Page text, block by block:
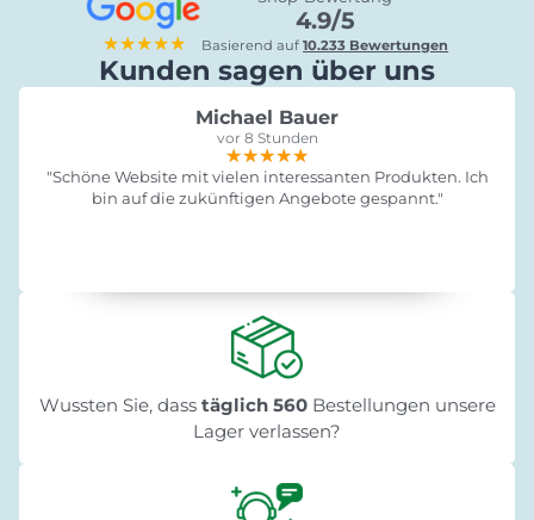
★★★★★
4.9/5
Basierend auf10.233 Bewertungen
Kunden sagen über uns
Michael Bauer
vor 8 Stunden
★★★★★
★★★★★
★★★★★
"Schöne Website mit vielen interessanten Produkten. Ich
bin auf die zukünftigen Angebote gespannt."
Wussten Sie, dass täglich 560Bestellungen unsere
Lager verlassen?